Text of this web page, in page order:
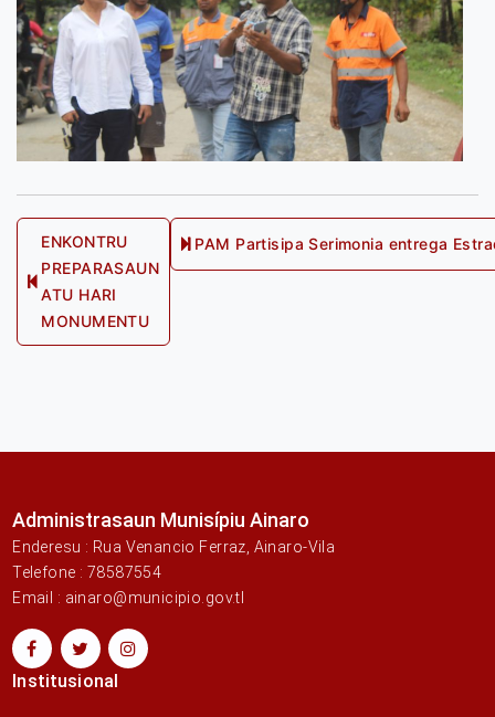
Post
navigation
Previous
post:
ENKONTRU
PREPARASAUN
ATU HARI
MONUMENTU
PAM Partisipa Serimonia entrega
Administrasaun Munisípiu Ainaro
Enderesu : Rua Venancio Ferraz, Ainaro-Vila
Telefone : 78587554
Email : ainaro@municipio.gov.tl
Institusional